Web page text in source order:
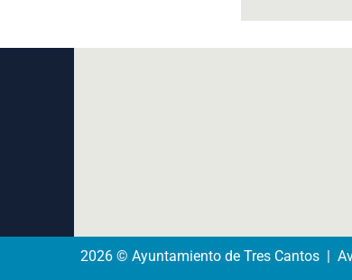
2026 © Ayuntamiento de Tres Cantos |